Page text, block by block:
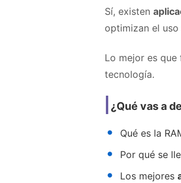
Sí, existen
optimizan el
Lo mejor es
tecnología.
¿Qué vas a
Qué es la
Por qué se
Los mejores